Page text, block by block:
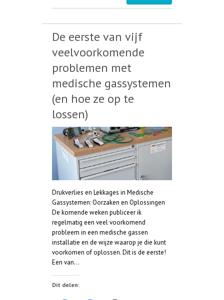
De eerste van vijf
veelvoorkomende
problemen met
medische gassystemen
(en hoe ze op te
lossen)
Drukverlies en Lekkages in Medische
Gassystemen: Oorzaken en Oplossingen
De komende weken publiceer ik
regelmatig een veel voorkomend
probleem in een medische gassen
installatie en de wijze waarop je die kunt
voorkomen of oplossen. Dit is de eerste!
Een van…
Dit delen: